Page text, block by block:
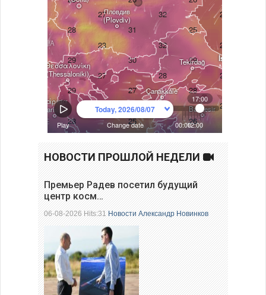
НОВОСТИ ПРОШЛОЙ НЕДЕЛИ
Премьер Радев посетил будущий
центр косм…
06-08-2026 Hits:31Новости Александр Новинков